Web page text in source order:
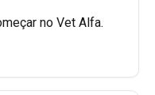
no Vet Alfa.